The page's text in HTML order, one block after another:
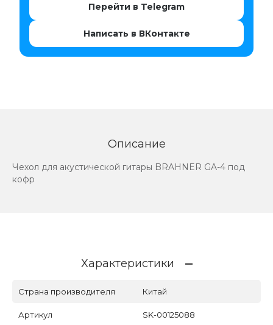
Перейти в Telegram
Написать в ВКонтакте
Описание
Чехол для акустической гитары BRAHNER GA-4 под
кофр
Характеристики
Страна производителя Китай
Артикул SK-00125088